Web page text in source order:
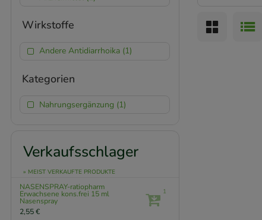
Wirkstoffe
Andere Antidiarrhoika (1)
Kategorien
Nahrungsergänzung (1)
Verkaufsschlager
» MEIST VERKAUFTE PRODUKTE
NASENSPRAY-ratiopharm
Erwachsene kons.frei 15 ml
Nasenspray
2,55 €
1